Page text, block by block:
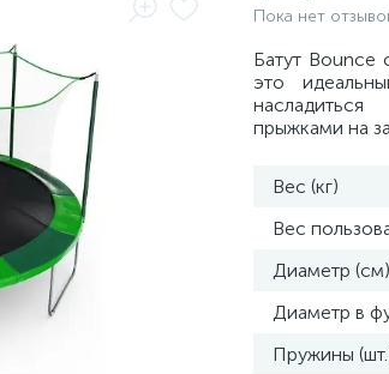
Пока нет
Батут Bounce
это
прыжками на
Вес (кг)
Вес
Диаметр (см)
Диаметр в
Пружины